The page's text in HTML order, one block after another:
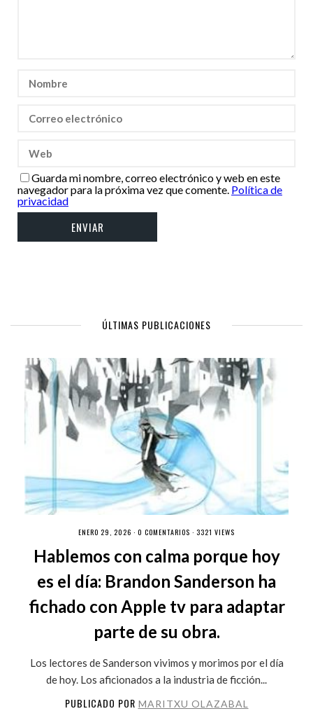
Guarda mi nombre, correo electrónico y web en este
navegador para la próxima vez que comente. Política de
privacidad
ÚLTIMAS PUBLICACIONES
ENERO 29, 2026 · 0 COMENTARIOS · 3321 VIEWS
Hablemos con calma porque hoy
es el día: Brandon Sanderson ha
fichado con Apple tv para adaptar
parte de su obra.
Los lectores de Sanderson vivimos y morimos por el día
de hoy. Los aficionados a la industria de ficción...
PUBLICADO POR MARITXU OLAZABAL